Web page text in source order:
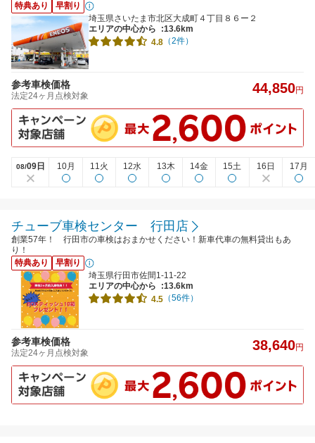
特典あり
早割り
埼玉県さいたま市北区大成町４丁目８６ー２
エリアの中心から
:13.6km
4.8 （2件）
参考車検価格
法定24ヶ月点検対象 44,850円
08/09日 10月 11火 12水 13木 14金 15土 16日 17月
チューブ車検センター 行田店
創業57年！ 行田市の車検はおまかせください！新車代車の無料貸出もあ
り！
特典あり
早割り
埼玉県行田市佐間1-11-22
エリアの中心から
:13.6km
4.5 （56件）
参考車検価格
法定24ヶ月点検対象 38,640円